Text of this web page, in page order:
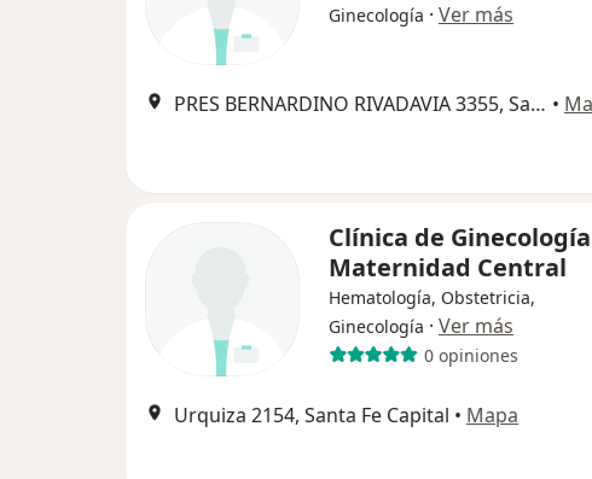
Ginecología · Ver más
PRES BERNARDINO RIVADAVIA 3355, Santa Fe Capital •
Clínica de
Maternidad Central
Hematología, Obstetricia,
Ginecología · Ver más
0 opiniones
Urquiza 2154, Santa Fe Capital • Mapa